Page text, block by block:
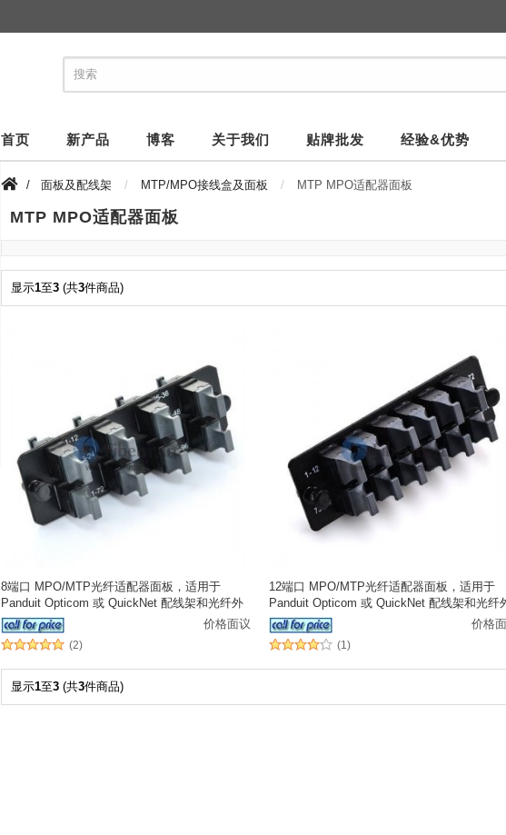
首页 新产品 博客 关于我们 贴牌批发 经验&优势
/ 面板及配线架 MTP/MPO接线盒及面板 MTP MPO适配器面板
MTP MPO适配器面板
显示1至3 (共3件商品)
8端口 MPO/MTP光纤适配器面板，适用于
Panduit Opticom 或 QuickNet 配线架和光纤外
壳
价格面议
(2)
12端口 MPO/MTP光纤适配器面板，适用于
Panduit Opticom 或 QuickNet 配线架和光纤
壳
价格
(1)
显示1至3 (共3件商品)